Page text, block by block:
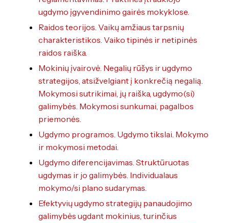
Mokymo moduliai bendrojo ugdymo
mokiniams
Kompetencijų vertinimas
Traktorininkų mokymas
programos
ES struktūriniai projektai
ERASMUS+
Kiti
ugdymo įgyvendinimo gairės mokyklose.
Raidos teorijos. Vaikų amžiaus tarpsnių
charakteristikos. Vaiko tipinės ir netipinės
raidos raiška.
Mokinių įvairovė. Negalių rūšys ir ugdymo
strategijos, atsižvelgiant į konkrečią negalią.
Mokymosi sutrikimai, jų raiška, ugdymo(si)
galimybės. Mokymosi sunkumai, pagalbos
priemonės.
Ugdymo programos. Ugdymo tikslai. Mokymo
ir mokymosi metodai.
Ugdymo diferencijavimas. Struktūruotas
ugdymas ir jo galimybės. Individualaus
mokymo/si plano sudarymas.
Efektyvių ugdymo strategijų panaudojimo
galimybės ugdant mokinius, turinčius